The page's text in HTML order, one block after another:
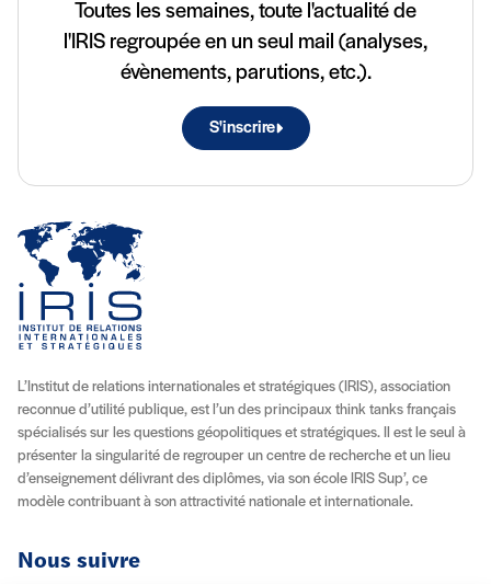
Toutes les semaines, toute l'actualité de
l'IRIS regroupée en un seul mail (analyses,
évènements, parutions, etc.).
S'inscrire
L’Institut de relations internationales et stratégiques (IRIS), association
reconnue d’utilité publique, est l’un des principaux think tanks français
spécialisés sur les questions géopolitiques et stratégiques. Il est le seul à
présenter la singularité de regrouper un centre de recherche et un lieu
d’enseignement délivrant des diplômes, via son école IRIS Sup’, ce
modèle contribuant à son attractivité nationale et internationale.
Nous suivre